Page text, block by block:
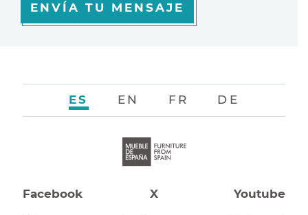
ENVÍA TU MENSAJE
Facebook X Youtube
ES EN FR DE